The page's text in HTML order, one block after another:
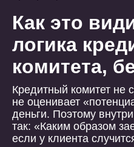
Как это
логика
комитета,
Кредитный комитет не
не оценивает
деньги. Поэтому
так: «Каким образом
если у клиента